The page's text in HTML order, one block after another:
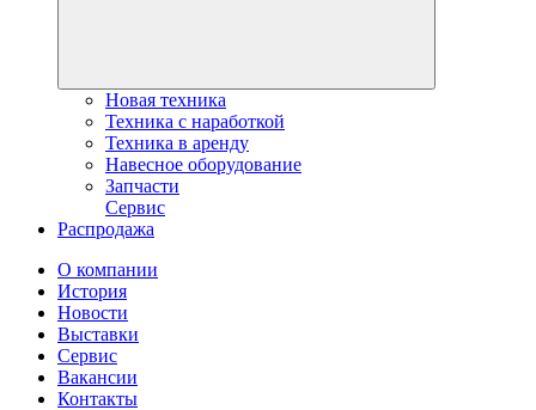
Новая техника
Техника с наработкой
Техника в аренду
Навесное оборудование
Запчасти
Сервис
Распродажа
О компании
История
Новости
Выставки
Сервис
Вакансии
Контакты